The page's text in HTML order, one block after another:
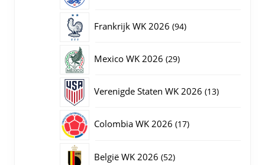
Frankrijk WK 2026 9494
Mexico WK 2026 2929
Verenigde Staten WK 2026 1313
Colombia WK 2026 1717
België WK 2026 5252